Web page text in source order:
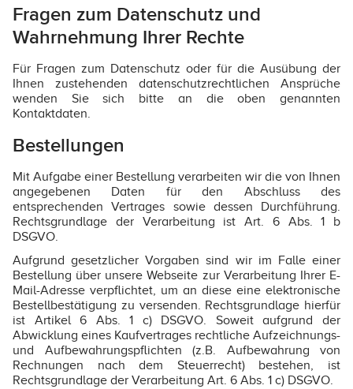
Fragen zum Datenschutz und
Wahrnehmung Ihrer Rechte
Für Fragen zum Datenschutz oder für die Ausübung der
Ihnen zustehenden datenschutzrechtlichen Ansprüche
wenden Sie sich bitte an die oben genannten
Kontaktdaten.
Bestellungen
Mit Aufgabe einer Bestellung verarbeiten wir die von Ihnen
angegebenen Daten für den Abschluss des
entsprechenden Vertrages sowie dessen Durchführung.
Rechtsgrundlage der Verarbeitung ist Art. 6 Abs. 1 b
DSGVO.
Aufgrund gesetzlicher Vorgaben sind wir im Falle einer
Bestellung über unsere Webseite zur Verarbeitung Ihrer E-
Mail-Adresse verpflichtet, um an diese eine elektronische
Bestellbestätigung zu versenden. Rechtsgrundlage hierfür
ist Artikel 6 Abs. 1 c) DSGVO. Soweit aufgrund der
Abwicklung eines Kaufvertrages rechtliche Aufzeichnungs-
und Aufbewahrungspflichten (z.B. Aufbewahrung von
Rechnungen nach dem Steuerrecht) bestehen, ist
Rechtsgrundlage der Verarbeitung Art. 6 Abs. 1 c) DSGVO.